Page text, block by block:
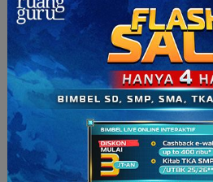
Cemerlang nantinya akan senantiasa
Menyinarimu saat masa dewasa
Dunia sekarang begitu maju
Jadikan ilmu sebagai pegangan
Sebagai benteng agar tidak tertipu
Sehingga hidup penuh kebahagiaan